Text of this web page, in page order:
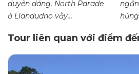
duyên dáng, North Parade
ở Llandudno vẫy...
Tour liên quan với điểm